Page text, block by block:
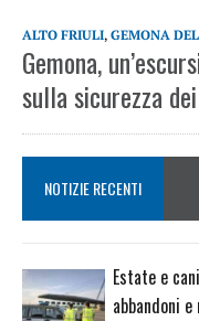
ALTO FRIULI, GEMONA
Gemona,
sulla sicurezza
NOTIZIE RECENTI
Estate e
abbandoni